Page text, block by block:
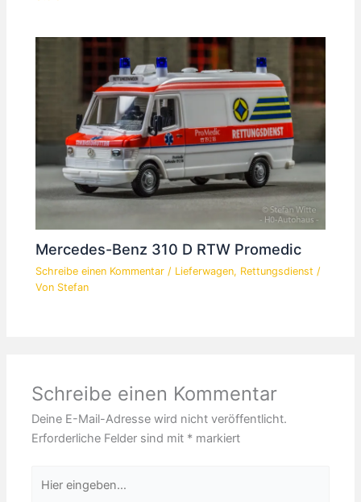
Mercedes-Benz 310 D RTW Promedic
Schreibe einen Kommentar / Lieferwagen, Rettungsdienst /
Von Stefan
Schreibe einen Kommentar
Deine E-Mail-Adresse wird nicht veröffentlicht.
Erforderliche Felder sind mit * markiert
eingeben…